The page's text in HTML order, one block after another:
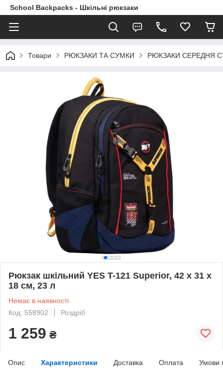
School Backpacks - Шкільні рюкзаки
Товари РЮКЗАКИ ТА СУМКИ РЮКЗАКИ СЕРЕДНЯ
Рюкзак шкільний YES T-121 Superior, 42 х 31 х
18 см, 23 л
Немає в наявності
Код: 558902
Роздріб
1 259 ₴
Опис Характеристики Доставка Оплата Умови